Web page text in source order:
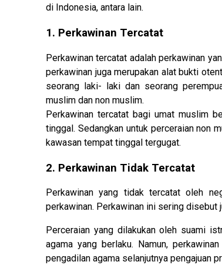
di Indonesia, antara lain.
1. Perkawinan Tercatat
Perkawinan tercatat adalah perkawinan
perkawinan juga merupakan alat bukti
seorang laki- laki dan seorang
muslim dan non muslim.
Perkawinan tercatat bagi umat muslim
tinggal. Sedangkan untuk perceraian non
kawasan tempat tinggal tergugat.
2. Perkawinan Tidak Tercatat
Perkawinan yang tidak tercatat oleh
perkawinan. Perkawinan ini sering disebut
Perceraian yang dilakukan oleh suami
agama yang berlaku. Namun,
pengadilan agama selanjutnya pengajuan